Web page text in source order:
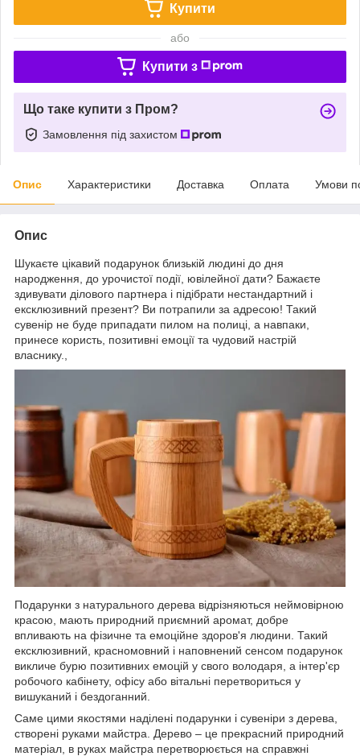
Купити
або
Купити з
Що таке купити з Пром?
Замовлення під захистом
Опис Характеристики Доставка Оплата Умови
Опис
Шукаєте цікавий подарунок близькій людині до дня
народження, до урочистої події, ювілейної дати? Бажаєте
здивувати ділового партнера і підібрати нестандартний і
ексклюзивний презент? Ви потрапили за адресою! Такий
сувенір не буде припадати пилом на полиці, а навпаки,
принесе користь, позитивні емоції та чудовий настрій
власнику.,
Подарунки з натурального дерева відрізняються неймовірною
красою, мають природний приємний аромат, добре
впливають на фізичне та емоційне здоров'я людини. Такий
ексклюзивний, красномовний і наповнений сенсом подарунок
викличе бурю позитивних емоцій у свого володаря, а інтер'єр
робочого кабінету, офісу або вітальні перетвориться у
вишуканий і бездоганний.
Саме цими якостями наділені подарунки і сувеніри з дерева,
створені руками майстра. Дерево – це прекрасний природний
матеріал, в руках майстра перетворюється на справжні